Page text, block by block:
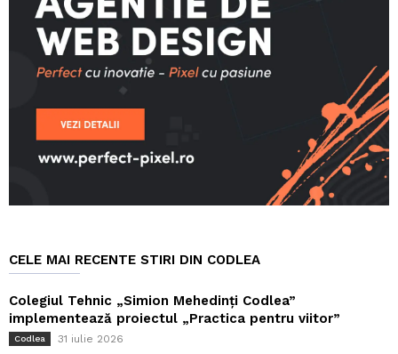
CELE MAI RECENTE STIRI DIN CODLEA
Colegiul Tehnic „Simion Mehedinți Codlea”
implementează proiectul „Practica pentru viitor”
Codlea 31 iulie 2026